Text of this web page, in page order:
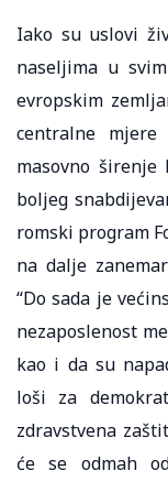
Iako su uslovi
naseljima u
evropskim
centralne
masovno
boljeg
romski program
na dalje
“Do sada je
nezaposlenost
kao i da su
loši za
zdravstvena
će se odmah